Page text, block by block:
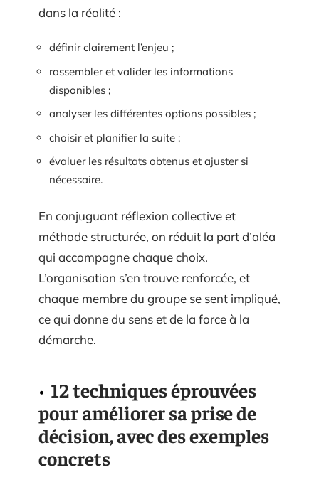
dans la réalité :
définir clairement l’enjeu ;
rassembler et valider les informations
disponibles ;
analyser les différentes options possibles ;
choisir et planifier la suite ;
évaluer les résultats obtenus et ajuster si
nécessaire.
En conjuguant réflexion collective et
méthode structurée, on réduit la part d’aléa
qui accompagne chaque choix.
L’organisation s’en trouve renforcée, et
chaque membre du groupe se sent impliqué,
ce qui donne du sens et de la force à la
démarche.
12 techniques éprouvées
pour améliorer sa prise de
décision, avec des exemples
concrets